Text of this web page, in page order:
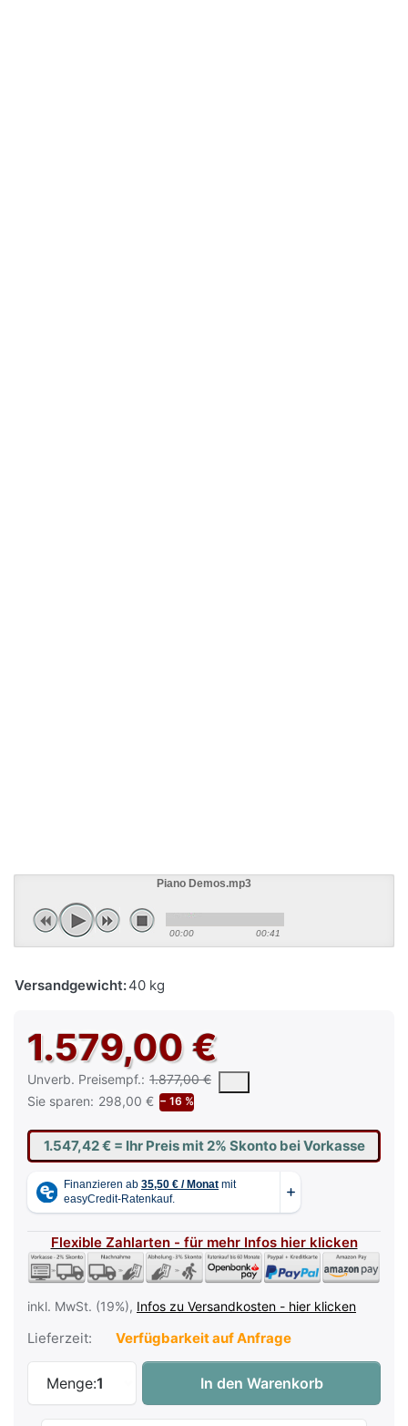
Piano Demos.mp3
00:00 00:41
Versandgewicht:40 kg
1.579,00 €
Unverb. Preisempf.: 1.877,00 €
Die UVP ist der vorgeschlagene oder empfohlene
Sie sparen: 298,00 € − 16 %
1.547,42 € = Ihr Preis mit 2% Skonto bei Vorkasse
Flexible Zahlarten - für mehr Infos hier klicken
inkl. MwSt. (19%), Infos zu Versandkosten - hier klicken
Lieferzeit: Verfügbarkeit auf Anfrage
Menge:1
Roland FP-60X BK Digitalpiano Schwarz
In den Warenkorb